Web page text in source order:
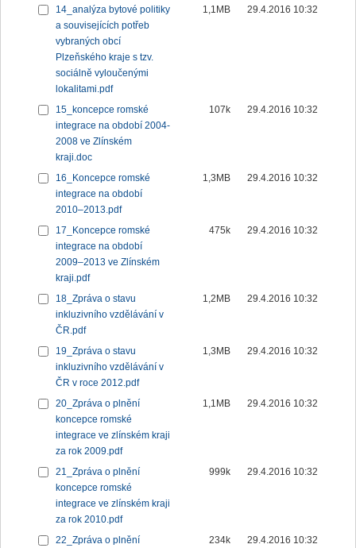
14_analýza bytové politiky
a souvisejících potřeb
vybraných obcí
Plzeňského kraje s tzv.
sociálně vyloučenými
lokalitami.pdf
1,1MB 29.4.2016 10:32
15_koncepce romské
integrace na období 2004-
2008 ve Zlínském
kraji.doc
107k 29.4.2016 10:32
16_Koncepce romské
integrace na období
2010–2013.pdf
1,3MB 29.4.2016 10:32
17_Koncepce romské
integrace na období
2009–2013 ve Zlínském
kraji.pdf
475k 29.4.2016 10:32
18_Zpráva o stavu
inkluzivního vzdělávání v
ČR.pdf
1,2MB 29.4.2016 10:32
19_Zpráva o stavu
inkluzivního vzdělávání v
ČR v roce 2012.pdf
1,3MB 29.4.2016 10:32
20_Zpráva o plnění
koncepce romské
integrace ve zlínském kraji
za rok 2009.pdf
1,1MB 29.4.2016 10:32
21_Zpráva o plnění
koncepce romské
integrace ve zlínském kraji
za rok 2010.pdf
999k 29.4.2016 10:32
22_Zpráva o plnění
234k 29.4.2016 10:32